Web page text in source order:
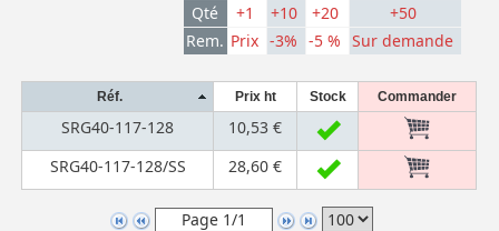
Qté
+1 +10 +20
+50
Rem. Prix -3% -5 % Sur demande
Réf. Prix ht Stock Commander
SRG40-117-128
10,53 €
SRG40-117-128/SS
28,60 €